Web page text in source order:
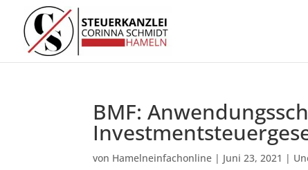
BMF:
von Hamelneinfachonline | Juni 23, 2021 |